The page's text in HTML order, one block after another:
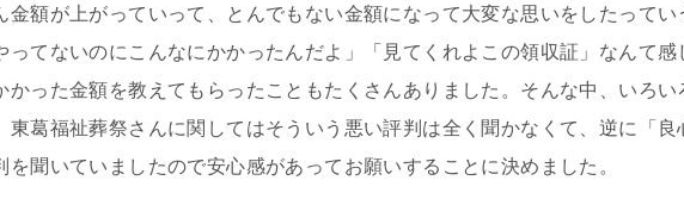
金額が上がっていって、とんでもない金額になって大変な思いをしたってい
ってないのにこんなにかかったんだよ」「見てくれよこの領収証」なんて感
かった金額を教えてもらったこともたくさんありました。そんな中、いろ
東葛福祉葬祭さんに関してはそういう悪い評判は全く聞かなくて、逆に「
を聞いていましたので安心感があってお願いすることに決めました。